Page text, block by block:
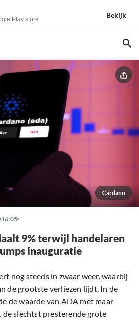
Play store
Bekijk
Cardano
16:05
9% terwijl handelaren
inauguratie
nog steeds in zwaar weer, waarbij
de grootste verliezen lijdt. In de
de waarde van ADA met maar
de slechtst presterende grote